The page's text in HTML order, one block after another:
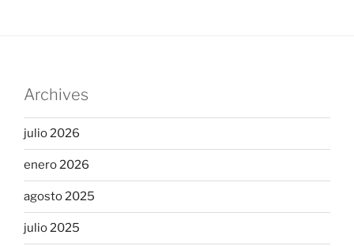
Archives
julio 2026
enero 2026
agosto 2025
julio 2025